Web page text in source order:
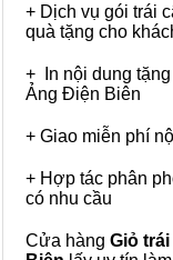
+ Dịch vụ gói trái
quà tặng cho
+ In nội dung
Ảng Điện Biên
+ Giao miễn phí
+ Hợp tác phân
có nhu cầu
Cửa hàng Giỏ